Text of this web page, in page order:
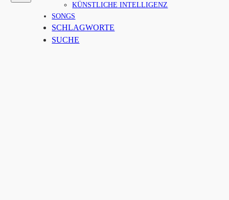
KÜNSTLICHE INTELLIGENZ
SONGS
SCHLAGWORTE
SUCHE